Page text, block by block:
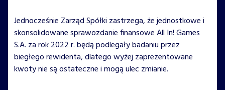
Jednocześnie Zarząd Spółki zastrzega, że jednostkowe i
skonsolidowane sprawozdanie finansowe All In! Games
S.A. za rok 2022 r. będą podlegały badaniu przez
biegłego rewidenta, dlatego wyżej zaprezentowane
kwoty nie są ostateczne i mogą ulec zmianie.